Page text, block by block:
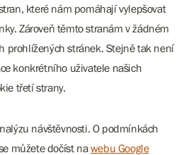
které nám pomáhají vylepšovat
Zároveň těmto stranám v žádném
prohlížených stránek. Stejně tak není
konkrétního uživatele našich
třetí strany.
návštěvnosti. O podmínkách
můžete dočíst nawebu Google